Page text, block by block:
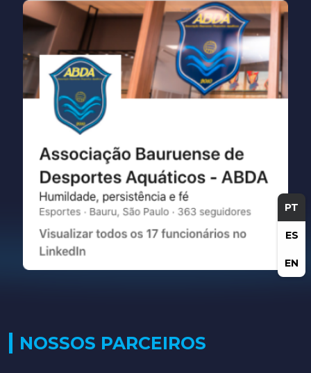
PT
ES
EN
NOSSOS PARCEIROS